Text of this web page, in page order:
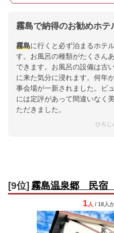
霧島で納得のお勧めホテ
霧島に行くと必ず泊まるホテ
す。お風呂の種類がたくさん
できます。お風呂の設備は古
に来た気分に浸れます。何年
事会場が一新されました。ビ
には定評があって間違いなく
ただきました。
ひろじ
[9位] 霧島温泉郷 民宿
1 人 / 18人